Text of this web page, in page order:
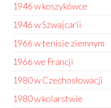
1946 w koszykówce
1946 w Szwajcarii
1966 w tenisie ziemnym
1966 we Francji
1980 w Czechosłowacji
1980 w kolarstwie